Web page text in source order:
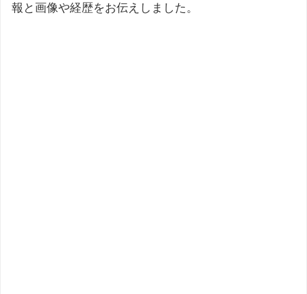
報と画像や経歴をお伝えしました。